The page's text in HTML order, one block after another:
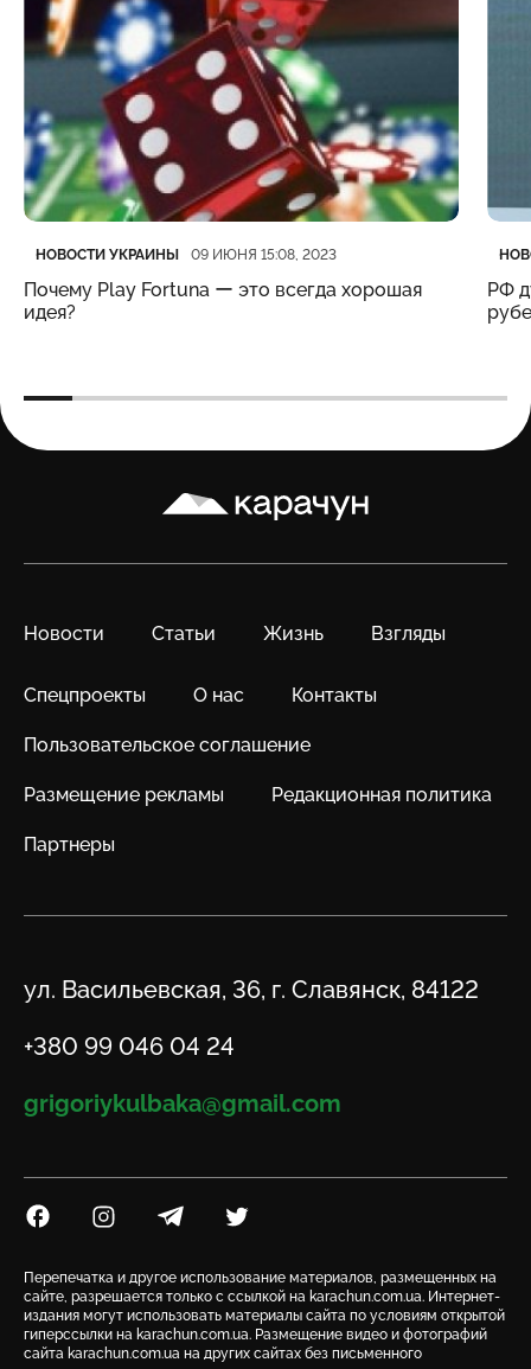
Категория
НОВОСТИ УКРАИНЫ
Дата публикации 09 ИЮНЯ 15:08, 2023
Почему Play Fortuna ー это всегда хорошая
идея?
РФ
Карачун
Новости Статьи Жизнь Взгляды
Спецпроекты О нас Контакты
Пользовательское соглашение
Размещение рекламы Редакционная политика
Партнеры
Адрес
ул. Васильевская, 36, г. Славянск, 84122
Телефон
+380 99 046 04 24
Email
grigoriykulbaka@gmail.com
Посилання на Facebook
Посилання на Instagram
Посилання на Telegram
Посилання на Twitter
Перепечатка и другое использование материалов, размещенных на
сайте, разрешается только с ссылкой на karachun.com.ua. Интернет-
издания могут использовать материалы сайта по условиям открытой
гиперссылки на karachun.com.ua. Размещение видео и фотографий
сайта karachun.com.ua на других сайтах без письменного